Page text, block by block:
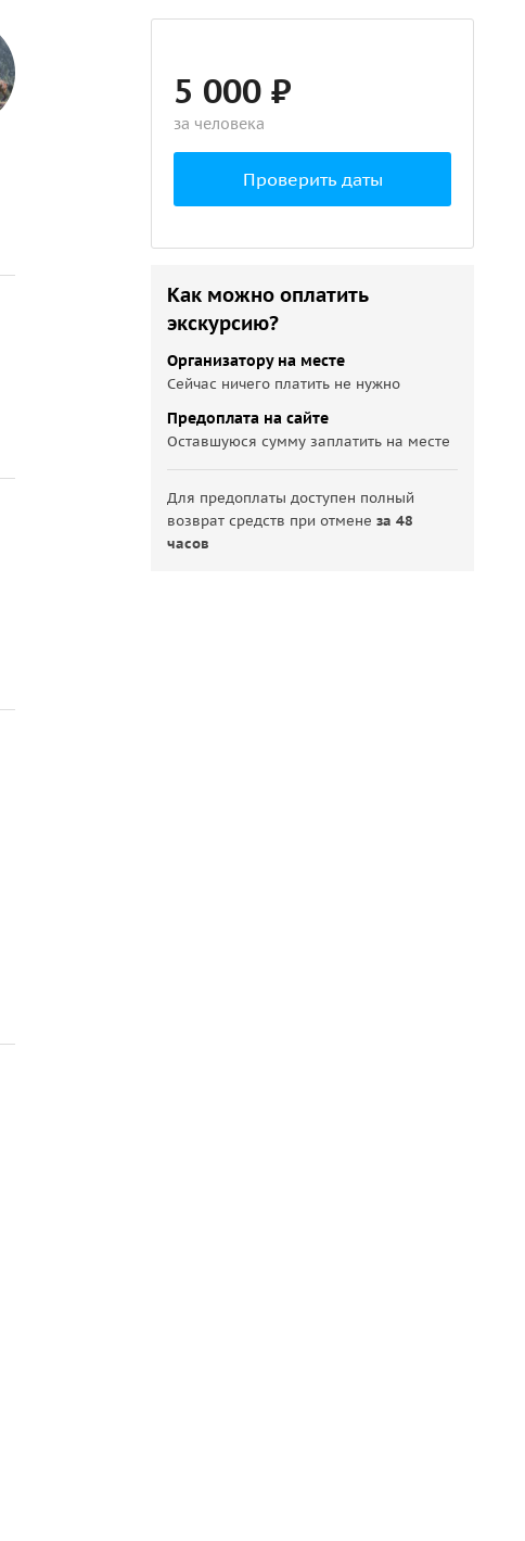
5 000 ₽
за человека
Проверить даты
Как можно оплатить
экскурсию?
Организатору на месте
Сейчас ничего платить не нужно
Предоплата на сайте
Оставшуюся сумму заплатить на месте
Для предоплаты доступен полный
возврат средств при отменеза 48
часов